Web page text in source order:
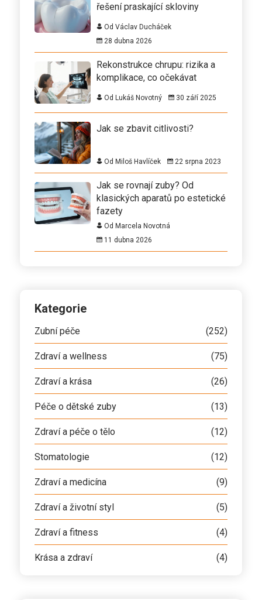
řešení praskající skloviny
Od Václav Ducháček
28 dubna 2026
Rekonstrukce chrupu: rizika a
komplikace, co očekávat
Od Lukáš Novotný 30 září 2025
Jak se zbavit citlivosti?
Od Miloš Havlíček 22 srpna 2023
Jak se rovnají zuby? Od
klasických aparatů po estetické
fazety
Od Marcela Novotná
11 dubna 2026
Kategorie
Zubní péče (252)
Zdraví a wellness (75)
Zdraví a krása (26)
Péče o dětské zuby (13)
Zdraví a péče o tělo (12)
Stomatologie (12)
Zdraví a medicína (9)
Zdraví a životní styl (5)
Zdraví a fitness (4)
Krása a zdraví (4)